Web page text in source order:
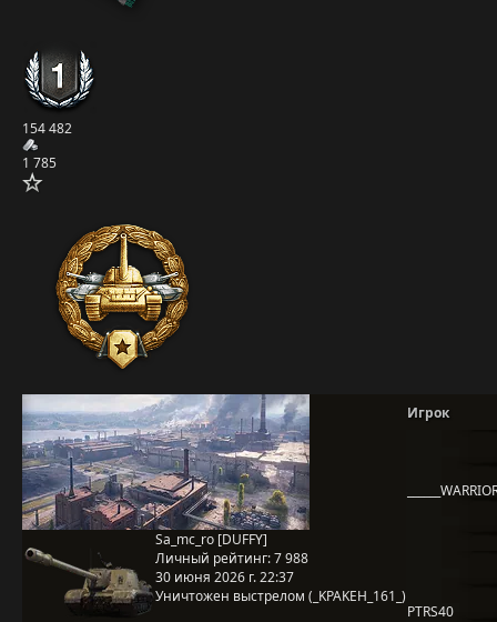
154 482
1 785
Sa_mc_ro [DUFFY]
Личный рейтинг:7 988
30 июня 2026 г. 22:37
Уничтожен выстрелом (_KPAKEH_161_)
Игрок
PTRS40